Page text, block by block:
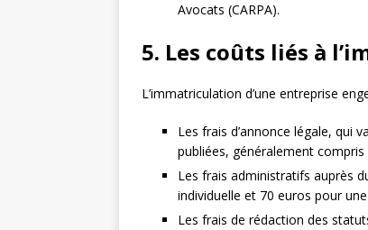
Avocats (CARPA).
5. Les coûts liés à
L’immatriculation d’une entreprise
Les frais d’annonce légale, qui
publiées, généralement
Les frais administratifs auprès
individuelle et 70 euros pour
Les frais de rédaction des